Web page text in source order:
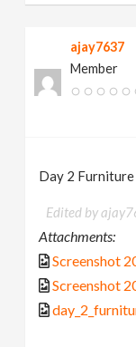
ajay7637
Member
Day 2 Furniture
Edited by
Attachments:
Screenshot
Screenshot